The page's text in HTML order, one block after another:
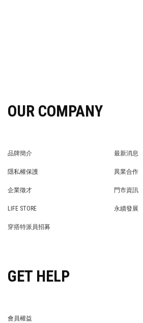
OUR COMPANY
品牌簡介
最新消息
隱私權保護
異業合作
企業徵才
門市資訊
LIFE STORE
永續發展
穿搭特派員招募
GET HELP
會員權益